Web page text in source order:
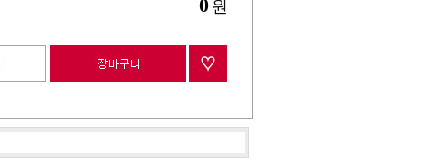
0 원